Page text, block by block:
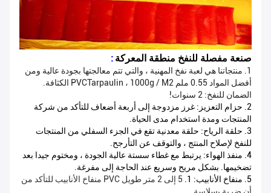
صنعة مفصلة للنفخ منطقة المعركة :
1. منتجاتنا هي لعبة نفخ المهنية ، والتي تتم معالجتها بجودة عالية ومن
أفضل المواد 0.55 ملم PVCTarpaulin ، 1000g / M2 الكثافة.
الضمان للنفخ: 2 سنوات!
2. حزام التعزيز: غرز مزدوجة إلى أربعة أضعاف للتأكد من شركة
المنتجات ومدة استخدام مدى الحياة.
3. حلقة الرياح: حلقة معدنية تقع في الجزء السفلي من المنتجات
للنفخ لإصلاح المنتج ، والتوقف عن التأرجح.
4. منفذ الهواء: يرتبط مع غطاء سستة عالية الجودة ، ومختوم جيدا بعد
تضخيمها. بشكل مريح وسريع عند الحاجة إلى مفرغة.
5. منفاخ الأنابيب: 1.
5 إلى 2 متر طويل PVC منفاخ الأنابيب للتأكد من